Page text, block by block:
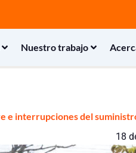
Nuestro trabajo
e interrupciones del
18